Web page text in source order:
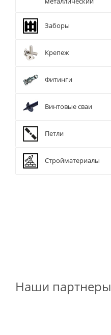
Заборы
Крепеж
Фитинги
Винтовые сваи
Петли
Стройматериалы
Наши партнеры